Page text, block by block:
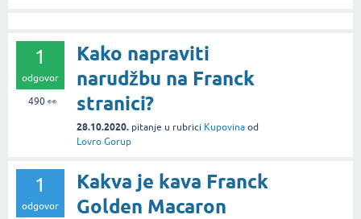
1
odgovor
490👀
Kako napraviti
narudžbu na Franck
stranici?
28.10.2020. pitanje u rubrici Kupovina od
Lovro Gorup
1
odgovor
Kakva je kava Franck
Golden Macaron